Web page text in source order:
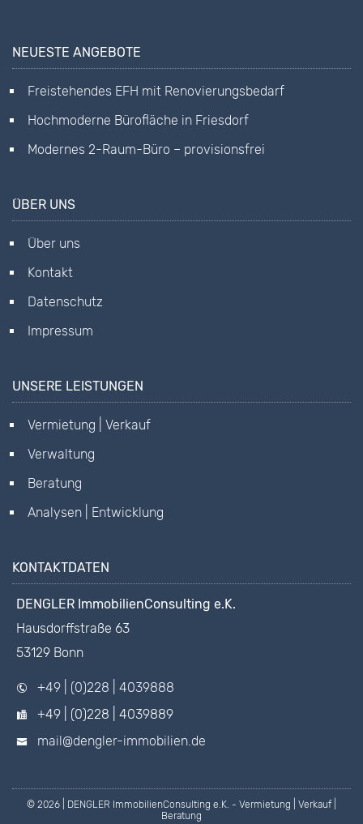
NEUESTE ANGEBOTE
Freistehendes EFH mit Renovierungsbedarf
Hochmoderne Bürofläche in Friesdorf
Modernes 2-Raum-Büro – provisionsfrei
ÜBER UNS
Über uns
Kontakt
Datenschutz
Impressum
UNSERE LEISTUNGEN
Vermietung | Verkauf
Verwaltung
Beratung
Analysen | Entwicklung
KONTAKTDATEN
DENGLER ImmobilienConsulting e.K.
Hausdorffstraße 63
53129 Bonn
+49 | (0)228 | 4039888
+49 | (0)228 | 4039889
mail@dengler-immobilien.de
© 2026 | DENGLER ImmobilienConsulting e.K. - Vermietung | Verkauf |
Beratung